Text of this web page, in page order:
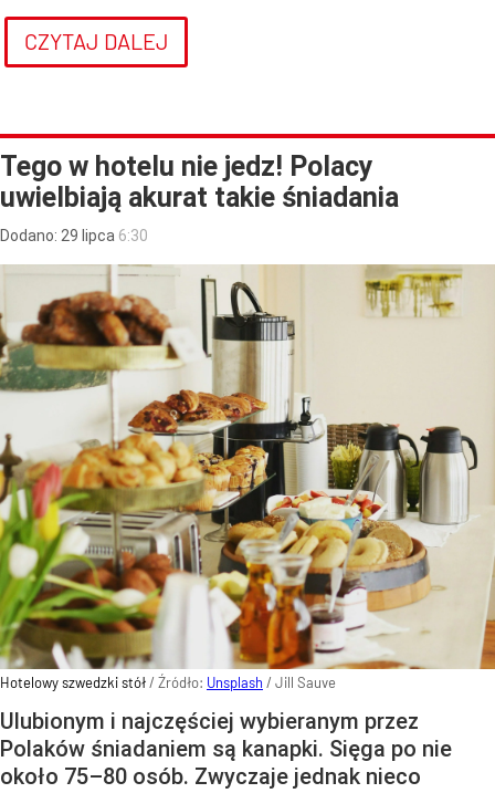
CZYTAJ DALEJ
Tego w hotelu nie jedz! Polacy
uwielbiają akurat takie śniadania
Dodano: 29 lipca 6:30
Hotelowy szwedzki stół/ Źródło: Unsplash / Jill Sauve
Ulubionym i najczęściej wybieranym przez
Polaków śniadaniem są kanapki. Sięga po nie
około 75–80 osób. Zwyczaje jednak nieco